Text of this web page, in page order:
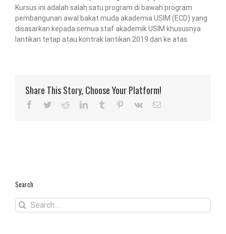
Kursus ini adalah salah satu program di bawah program
pembangunan awal bakat muda akademia USIM (ECD) yang
disasarkan kepada semua staf akademik USIM khususnya
lantikan tetap atau kontrak lantikan 2019 dan ke atas.
Share This Story, Choose Your Platform!
Facebook
TwitterRedditLinkedInTumblr Pinterest
Vk Email
Search
Search
for: